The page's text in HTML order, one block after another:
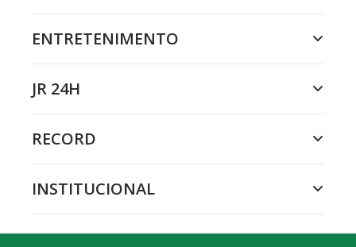
ENTRETENIMENTO
JR 24H
RECORD
INSTITUCIONAL